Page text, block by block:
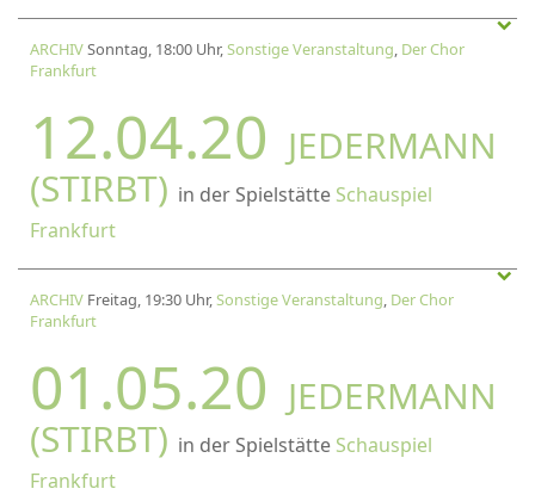
ARCHIVSonntag, 18:00 Uhr,Sonstige Veranstaltung, Der Chor
Frankfurt
12.04.20 JEDERMANN
(STIRBT) in der Spielstätte Schauspiel
Frankfurt
ARCHIV Freitag, 19:30 Uhr,Sonstige Veranstaltung, Der Chor
Frankfurt
01.05.20 JEDERMANN
(STIRBT) in der Spielstätte Schauspiel
Frankfurt